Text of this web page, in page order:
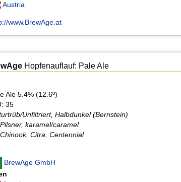
Austria
www.BrewAge.at
Hopfenauflauf: Pale Ale
Ale 5.4% (12.6º)
35
Unfiltriert, Halbdunkel (Bernstein)
Pilsner, karamel/caramel
Chinook, Citra, Centennial
BrewAge GmbH